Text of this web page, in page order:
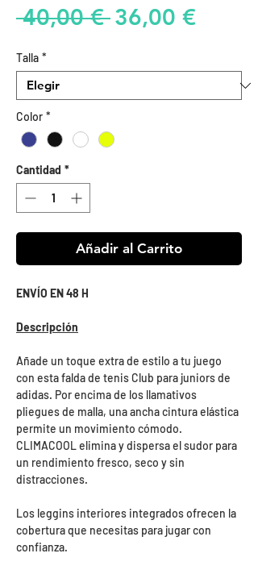
40,00 € Precio
36,00 €Precio
oferta
Talla *
Color *
Cantidad *
Añadir al Carrito
ENVÍO EN 48 H
Descripción
Añade un toque extra de estilo a tu juego
con esta falda de tenis Club para juniors de
adidas. Por encima de los llamativos
pliegues de malla, una ancha cintura elástica
permite un movimiento cómodo.
CLIMACOOL elimina y dispersa el sudor para
un rendimiento fresco, seco y sin
distracciones.
Los leggins interiores integrados ofrecen la
cobertura que necesitas para jugar con
confianza.